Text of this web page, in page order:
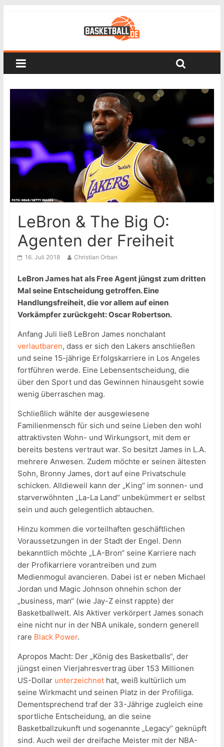
LeBron & The Big O:
Agenten der Freiheit
16. Juli 2018 Christian Orban
LeBron James hat als Free Agent jüngst zum dritten
Mal seine Entscheidung getroffen. Eine
Handlungsfreiheit, die vor allem auf einen
Vorkämpfer zurückgeht: Oscar Robertson.
Anfang Juli ließ LeBron James nonchalant
verlautbaren, dass er sich den Lakers anschließen
und seine 15-jährige Erfolgskarriere in Los Angeles
fortführen werde. Eine Lebensentscheidung, die
über den Sport und das Gewinnen hinausgeht sowie
wenig überraschen mag.
Schließlich wählte der ausgewiesene
Familienmensch für sich und seine Lieben den wohl
attraktivsten Wohn- und Wirkungsort, mit dem er
bereits bestens vertraut war. So besitzt James in L.A.
mehrere Anwesen. Zudem möchte er seinen ältesten
Sohn, Bronny James, dort auf eine Privatschule
schicken. Alldieweil kann der „King“ im sonnen- und
starverwöhnten „La-La Land“ unbekümmert er selbst
sein und auch gelegentlich abtauchen.
Hinzu kommen die vorteilhaften geschäftlichen
Voraussetzungen in der Stadt der Engel. Denn
bekanntlich möchte „LA-Bron“ seine Karriere nach
der Profikarriere vorantreiben und zum
Medienmogul avancieren. Dabei ist er neben Michael
Jordan und Magic Johnson ohnehin schon der
„business, man“ (wie Jay-Z einst rappte) der
Basketballwelt. Als Aktiver verkörpert James sonach
eine nicht nur in der NBA unikale, sondern generell
rare Black Power.
Apropos Macht: Der „König des Basketballs“, der
jüngst einen Vierjahresvertrag über 153 Millionen
US-Dollar unterzeichnethat, weiß kultürlich um
seine Wirkmacht und seinen Platz in der Profiliga.
Dementsprechend traf der 33-Jährige zugleich eine
sportliche Entscheidung, an die seine
Basketballzukunft und sogenannte „Legacy“ geknüpft
sind. Auch weil der dreifache Meister mit der NBA-